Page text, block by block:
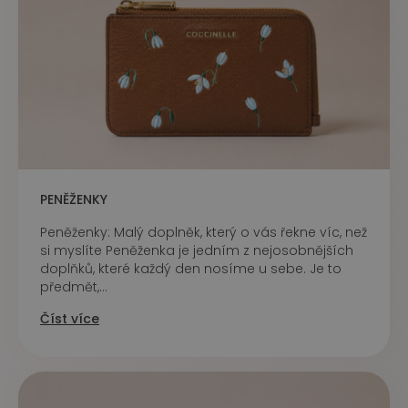
PENĚŽENKY
Peněženky: Malý doplněk, který o vás řekne víc, než
si myslíte Peněženka je jedním z nejosobnějších
doplňků, které každý den nosíme u sebe. Je to
předmět,...
Číst více